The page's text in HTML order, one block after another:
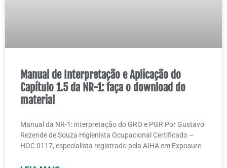
Manual de Interpretação e Aplicação do
Capítulo 1.5 da NR-1: faça o download do
material
Manual da NR-1: interpretação do GRO e PGR Por Gustavo
Rezende de Souza Higienista Ocupacional Certificado –
HOC 0117, especialista registrado pela AIHA em Exposure